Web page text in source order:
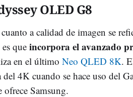
OLED G8
a calidad de imagen se
que incorpora el avanzado
en el último Neo QLED 8K.
del 4K cuando se hace uso del
ofrece Samsung.